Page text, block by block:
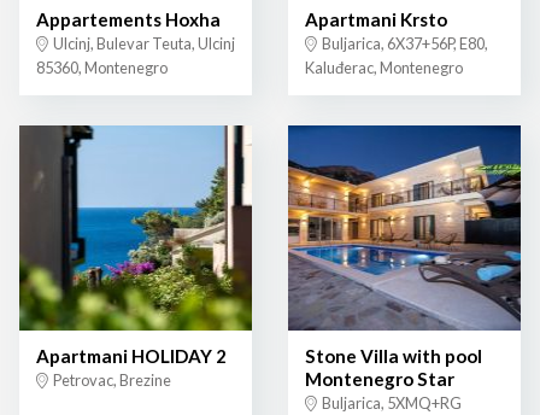
Appartements Hoxha
Ulcinj, Bulevar Teuta, Ulcinj
85360, Montenegro
Apartmani Krsto
Buljarica, 6X37+56P, E80,
Kaluđerac, Montenegro
Apartmani HOLIDAY 2
Petrovac, Brezine
Stone Villa with pool
Montenegro Star
Buljarica, 5XMQ+RG